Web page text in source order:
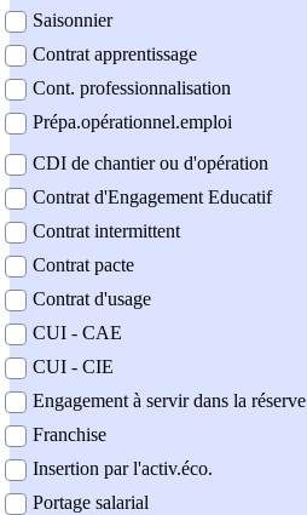
Saisonnier
Contrat apprentissage
Cont. professionnalisation
Prépa.opérationnel.emploi
CDI de chantier ou d'opération
Contrat d'Engagement Educatif
Contrat intermittent
Contrat pacte
Contrat d'usage
CUI - CAE
CUI - CIE
Engagement à servir dans la réserve
Franchise
Insertion par l'activ.éco.
Portage salarial